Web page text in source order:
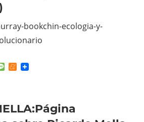
bookchin-ecologia-y-
MessageMeneame